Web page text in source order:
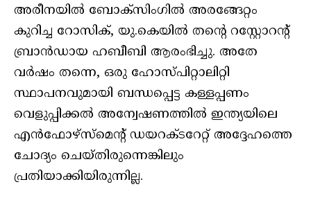
അരീനയിൽ ബോക്സിംഗിൽ അരങ്ങേറ്റം
കുറിച്ച റോസിക്, യു.കെയിൽ തന്റെ റസ്റ്റോറന്റ്
ബ്രാൻഡായ ഹബീബി ആരംഭിച്ചു. അതേ
വർഷം തന്നെ, ഒരു ഹോസ്പിറ്റാലിറ്റി
സ്ഥാപനവുമായി ബന്ധപ്പെട്ട കള്ളപ്പണം
വെളുപ്പിക്കൽ അന്വേഷണത്തിൽ ഇന്ത്യയിലെ
എൻഫോഴ്‌സ്‌മെന്റ് ഡയറക്ടറേറ്റ് അദ്ദേഹത്തെ
ചോദ്യം ചെയ്തിരുന്നെങ്കിലും
പ്രതിയാക്കിയിരുന്നില്ല.